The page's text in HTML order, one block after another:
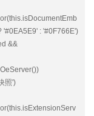
'#0EA5E9' : '#0F766E')
&&
照')